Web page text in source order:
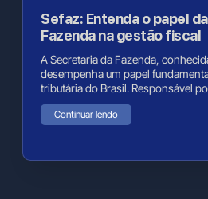
Sefaz: Entenda o papel
Fazenda na gestão fiscal
A Secretaria da Fazenda,
desempenha um papel
tributária do Brasil. Responsável
Continuar lendo